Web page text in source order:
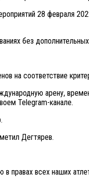
28 февраля
без
на соответствие
арену,
Telegram-канале.
Дегтярев.
всех наших